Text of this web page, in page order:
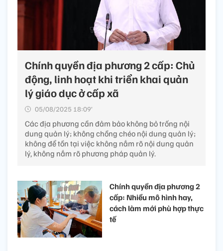
Chính quyền địa phương 2 cấp: Chủ
động, linh hoạt khi triển khai quản
lý giáo dục ở cấp xã
05/08/2025 18:09’
Các địa phương cần đảm bảo không bỏ trống nội
dung quản lý; không chồng chéo nội dung quản lý;
không để tồn tại việc không nắm rõ nội dung quản
lý, không nắm rõ phương pháp quản lý.
Chính quyền địa phương 2
cấp: Nhiều mô hình hay,
cách làm mới phù hợp thực
tế